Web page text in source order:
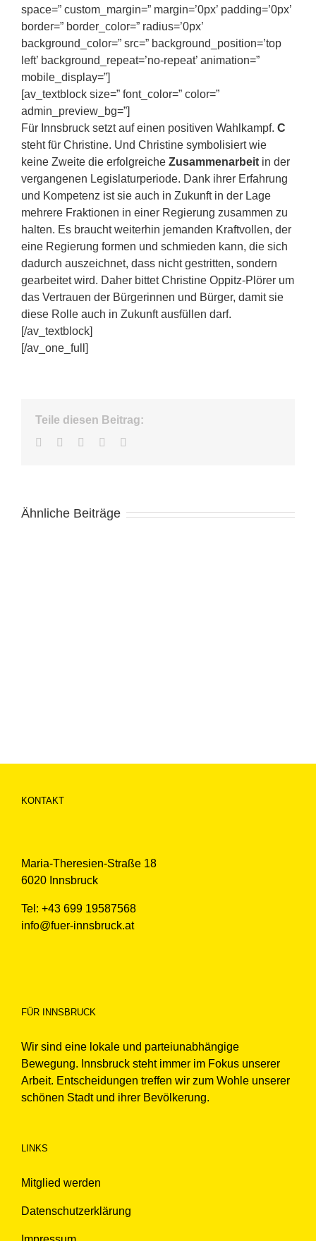
space=” custom_margin=” margin=’0px’ padding=’0px’
border=” border_color=” radius=’0px’
background_color=” src=” background_position=’top
left’ background_repeat=’no-repeat’ animation=”
mobile_display=”]
[av_textblock size=” font_color=” color=”
admin_preview_bg=”]
Für Innsbruck setzt auf einen positiven Wahlkampf. C
steht für Christine. Und Christine symbolisiert wie
keine Zweite die erfolgreiche Zusammenarbeit in der
vergangenen Legislaturperiode. Dank ihrer Erfahrung
und Kompetenz ist sie auch in Zukunft in der Lage
mehrere Fraktionen in einer Regierung zusammen zu
halten. Es braucht weiterhin jemanden Kraftvollen, der
eine Regierung formen und schmieden kann, die sich
dadurch auszeichnet, dass nicht gestritten, sondern
gearbeitet wird. Daher bittet Christine Oppitz-Plörer um
das Vertrauen der Bürgerinnen und Bürger, damit sie
diese Rolle auch in Zukunft ausfüllen darf.
[/av_textblock]
[/av_one_full]
Teile diesen Beitrag:
Facebook
TwitterLinkedInWhatsApp
Ähnliche Beiträge
KONTAKT
Maria-Theresien-Straße 18
6020 Innsbruck
Tel: +43 699 19587568
info@fuer-innsbruck.at
FÜR INNSBRUCK
Wir sind eine lokale und parteiunabhängige
Bewegung. Innsbruck steht immer im Fokus unserer
Arbeit. Entscheidungen treffen wir zum Wohle unserer
schönen Stadt und ihrer Bevölkerung.
LINKS
Mitglied werden
Datenschutzerklärung